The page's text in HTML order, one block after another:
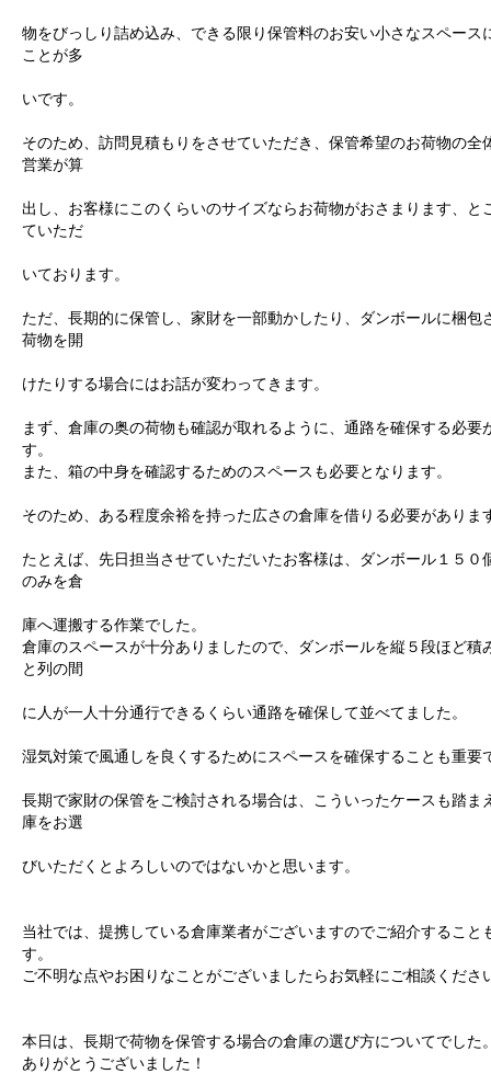
物をびっしり詰め込み、できる限り保管料のお安い小さなスペース
ことが多
いです。
そのため、訪問見積もりをさせていただき、保管希望のお荷物の全
営業が算
出し、お客様にこのくらいのサイズならお荷物がおさまります、と
ていただ
いております。
ただ、長期的に保管し、家財を一部動かしたり、ダンボールに梱包
荷物を開
けたりする場合にはお話が変わってきます。
まず、倉庫の奥の荷物も確認が取れるように、通路を確保する必要
す。
また、箱の中身を確認するためのスペースも必要となります。
そのため、ある程度余裕を持った広さの倉庫を借りる必要がありま
たとえば、先日担当させていただいたお客様は、ダンボール１５０
のみを倉
庫へ運搬する作業でした。
倉庫のスペースが十分ありましたので、ダンボールを縦５段ほど積
と列の間
に人が一人十分通行できるくらい通路を確保して並べてました。
湿気対策で風通しを良くするためにスペースを確保することも重要
長期で家財の保管をご検討される場合は、こういったケースも踏ま
庫をお選
びいただくとよろしいのではないかと思います。
当社では、提携している倉庫業者がございますのでご紹介すること
す。
ご不明な点やお困りなことがございましたらお気軽にご相談くださ
本日は、長期で荷物を保管する場合の倉庫の選び方についてでした
ありがとうございました！